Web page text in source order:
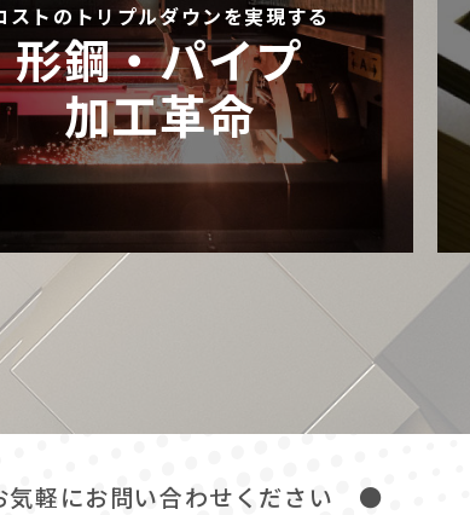
ストのトリプルダウンを実現する
形鋼・パイプ
加工革命
軽にお問い合わせください ●